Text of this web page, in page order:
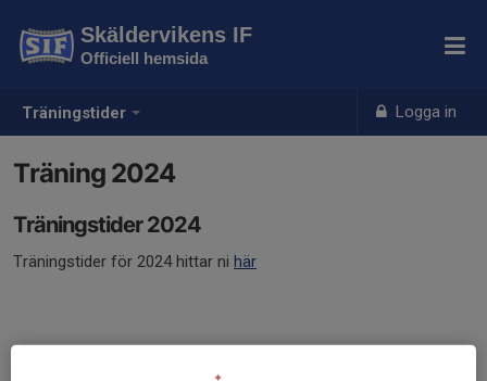
Träningstider Logga in
Skäldervikens IF
Officiell hemsida
Träning 2024
Träningstider 2024
Träningstider för 2024 hittar ni här